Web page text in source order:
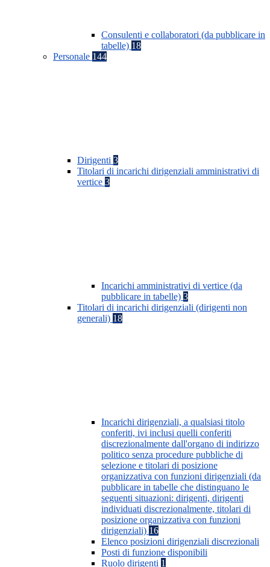
Consulenti e collaboratori (da pubblicare in
tabelle) 18
Personale 144
Dirigenti 3
Titolari di incarichi dirigenziali amministrativi di
vertice 3
Incarichi amministrativi di vertice (da
pubblicare in tabelle) 3
Titolari di incarichi dirigenziali (dirigenti non
generali) 18
Incarichi dirigenziali, a qualsiasi titolo
conferiti, ivi inclusi quelli conferiti
discrezionalmente dall'organo di indirizzo
politico senza procedure pubbliche di
selezione e titolari di posizione
organizzativa con funzioni dirigenziali (da
pubblicare in tabelle che distinguano le
seguenti situazioni: dirigenti, dirigenti
individuati discrezionalmente, titolari di
posizione organizzativa con funzioni
dirigenziali) 16
Elenco posizioni dirigenziali discrezionali
Posti di funzione disponibili
Ruolo dirigenti 1